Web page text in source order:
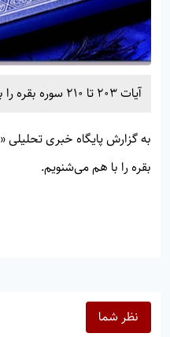
آیات 203 تا 210 سوره بقره را با هم می‌شنویم.
به گزارش پایگاه خبری تحلیلی «
بقره را با هم می‌شنویم.
نظر شما